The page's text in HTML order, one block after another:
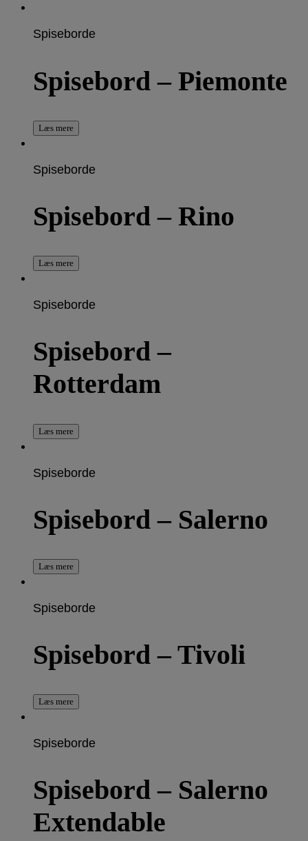
Spiseborde
Spisebord – Piemonte
Læs mere
Spiseborde
Spisebord – Rino
Læs mere
Spiseborde
Spisebord –
Rotterdam
Læs mere
Spiseborde
Spisebord – Salerno
Læs mere
Spiseborde
Spisebord – Tivoli
Læs mere
Spiseborde
Spisebord – Salerno
Extendable